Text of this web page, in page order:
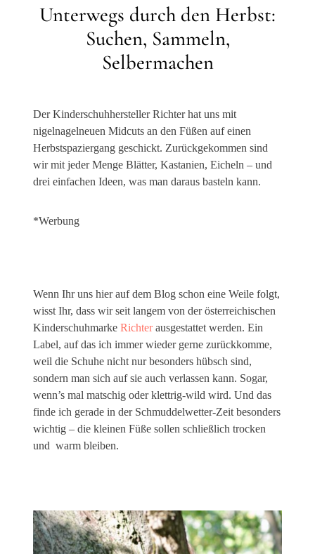
Unterwegs durch den Herbst:
Suchen, Sammeln,
Selbermachen
Der Kinderschuhhersteller Richter hat uns mit
nigelnagelneuen Midcuts an den Füßen auf einen
Herbstspaziergang geschickt. Zurückgekommen sind
wir mit jeder Menge Blätter, Kastanien, Eicheln – und
drei einfachen Ideen, was man daraus basteln kann.
*Werbung
Wenn Ihr uns hier auf dem Blog schon eine Weile folgt,
wisst Ihr, dass wir seit langem von der österreichischen
KinderschuhmarkeRichterausgestattet werden. Ein
Label, auf das ich immer wieder gerne zurückkomme,
weil die Schuhe nicht nur besonders hübsch sind,
sondern man sich auf sie auch verlassen kann. Sogar,
wenn’s mal matschig oder klettrig-wild wird. Und das
finde ich gerade in der Schmuddelwetter-Zeit besonders
wichtig – die kleinen Füße sollen schließlich trocken
und warm bleiben.